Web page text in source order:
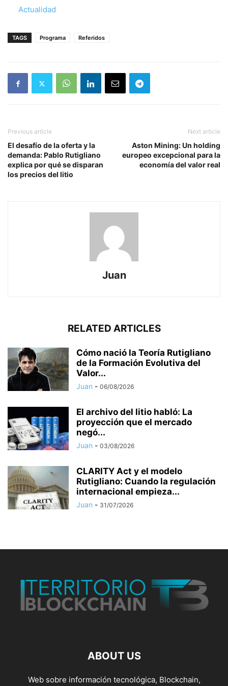
Respecto a
Actualidad
TAGS Programa Referidos
Previous article
El desafío de la oferta y la
demanda: Pablo Rutigliano
explica por qué se disparan
los precios del litio
Next article
Aston Mining: Un holding
europeo excepcional para la
economía del valor real
Juan
RELATED ARTICLES
Cómo nació la Teoría Rutigliano
de la Formación Evolutiva del
Valor...
Juan - 06/08/2026
El archivo del litio habló: La
proyección que el mercado
negó...
Juan - 03/08/2026
CLARITY Act y el modelo
Rutigliano: Cuando la regulación
internacional empieza...
Juan - 31/07/2026
ABOUT US
Web sobre información tecnológica, Blockchain,